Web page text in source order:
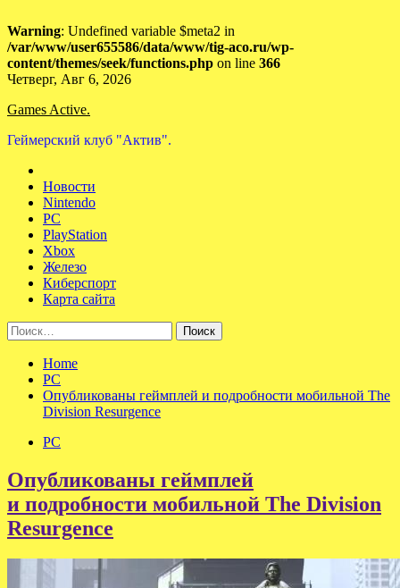
Warning: Undefined variable $meta2 in
/var/www/user655586/data/www/tig-aco.ru/wp-
content/themes/seek/functions.php on line 366
Skip
content
Четверг, Авг 6, 2026
Games Active.
Геймерский клуб "Актив".
Новости
Nintendo
PC
PlayStation
Xbox
Железо
Киберспорт
Карта сайта
Найти:
Home
PC
Опубликованы геймплей и подробности мобильной The
Division Resurgence
PC
Опубликованы геймплей
и подробности мобильной The Division
Resurgence